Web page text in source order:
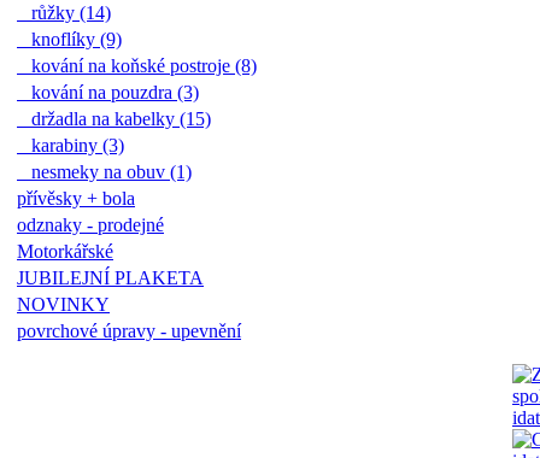
růžky (14)
knoflíky (9)
kování na koňské postroje (8)
kování na pouzdra (3)
držadla na kabelky (15)
karabiny (3)
nesmeky na obuv (1)
přívěsky + bola
odznaky - prodejné
Motorkářské
JUBILEJNÍ PLAKETA
NOVINKY
povrchové úpravy - upevnění